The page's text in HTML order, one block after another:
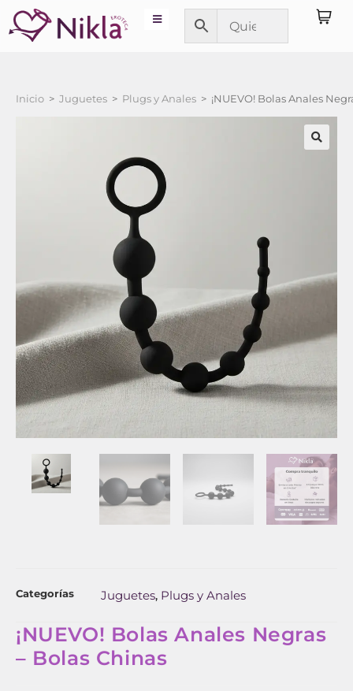
Inicio > Juguetes > Plugs y Anales > ¡NUEVO! Bolas Anales
Categorías Juguetes, Plugs y Anales
¡NUEVO! Bolas Anales Negras
– Bolas Chinas